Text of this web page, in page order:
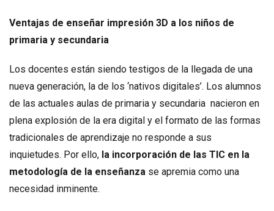
Ventajas de enseñar impresión 3D a los niños de
primaria y secundaria
Los docentes están siendo testigos de la llegada de una
nueva generación, la de los ‘nativos digitales’. Los alumnos
de las actuales aulas de primaria y secundaria nacieron en
plena explosión de la era digital y el formato de las formas
tradicionales de aprendizaje no responde a sus
inquietudes. Por ello, la incorporación de las TIC en la
metodología de la enseñanza se apremia como una
necesidad inminente.